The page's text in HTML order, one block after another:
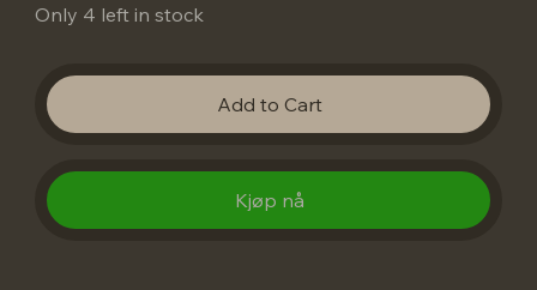
Only 4 left in stock
Add to Cart
Kjøp nå